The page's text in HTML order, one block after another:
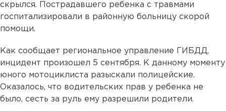
скрылся. Пострадавшего ребенка с травмами
госпитализировали в районную больницу скорой
помощи.
Как сообщает региональное управление ГИБДД,
инцидент произошел 5 сентября. К данному моменту
юного мотоциклиста разыскали полицейские.
Оказалось, что водительских прав у ребенка не
было, сесть за руль ему разрешили родители.